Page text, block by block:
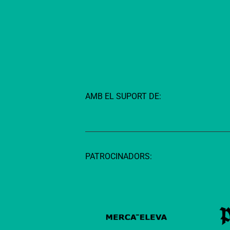
AMB EL SUPORT DE:
PATROCINADORS: